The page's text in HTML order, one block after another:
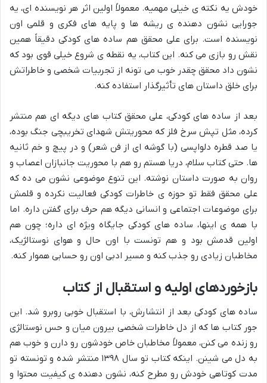
خودش یه نکته ی خیلی مهمیه. معمولاً اولین اثر هر نویسنده ای، یه
جورایی نشون دهنده ی ریشه ها و پایه های فکری و قلمی اون
نویسنده است. برای علی محقق هم ساده های کودکی دقیقاً همین
نقش رو بازی می کنه. این کتاب، یه نقطه ی شروع خیلی قوی بود که
نشون داد محقق چقدر خوب می تونه از تجربیات شخصی و خاطراتش
برای خلق داستان های تأثیرگذار استفاده کنه.
بعد از ساده های کودکی، علی محقق کتاب های دیگه ای هم منتشر
کرده، مثل تپش سرخ فلز که محوریتش شهدای تخریبچی جنگ بوده،
یا صد قطره دلواپسی (با گوشه ای از فن شعر) و در پیچ و خم ثانیه
ها. حتی کتاب سلام، دریا هستم رو هم با محوریت جانبازان اعصاب و
روان به صورت داستان نوشته. این تنوع موضوعی نشون می ده که
علی محقق فقط تو حوزه ی خاطرات کودکی فعالیت نکرده و قلمش
برای موضوعات اجتماعی و انسانی دیگه هم حرف برای گفتن داره. اما
با همه ی اینها، ساده های کودکی جایگاه ویژه ای داره؛ چون هم
اولین قدمش بود و هم تونست با اون حال و هوای نوستالژیک،
مخاطبان زیادی رو جذب کنه و مسیر ادبی اون رو حسابی هموار کنه.
بازخوردهای اولیه و استقبال از کتاب
ساده های کودکی بعد از انتشارش، با استقبال خوبی روبرو شد. این
جور کتاب ها که از دل خاطرات شخصی بیرون میان و حس نوستالژی
رو زنده می کنن، معمولاً مخاطبان خاص خودشون رو دارن و خوب هم
به دل می شینن. اینکه کتاب تو سال ۱۳۹۸ منتشر شده و تونسته تو
مدت کوتاهی خودش رو مطرح کنه، نشون دهنده ی کیفیت محتوا و